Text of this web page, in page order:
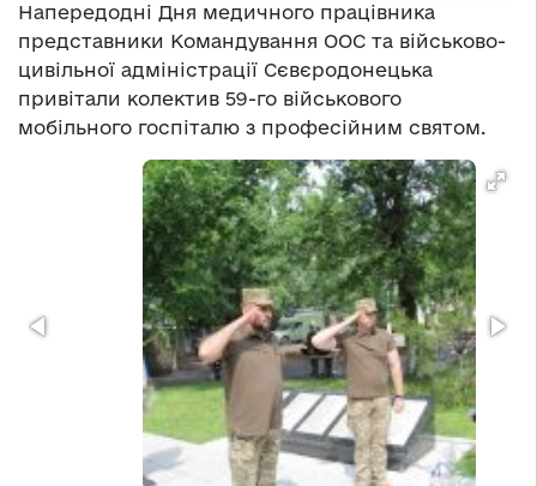
Напередодні Дня медичного працівника
представники Командування ООС та військово-
цивільної адміністрації Сєвєродонецька
привітали колектив 59-го військового
мобільного госпіталю з професійним святом.